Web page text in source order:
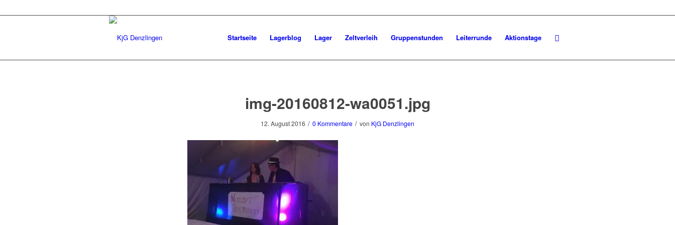
Startseite Lagerblog Lager Zeltverleih Gruppenstunden Leiterrunde Aktionstage
img-20160812-wa0051.jpg
12. August 2016 / 0 Kommentare / von KjG Denzlingen